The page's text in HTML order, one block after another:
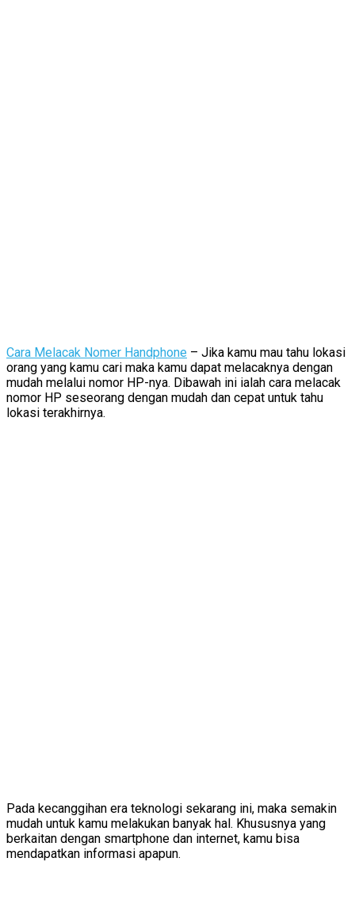
Cara Melacak Nomer Handphone – Jika kamu mau tahu lokasi
orang yang kamu cari maka kamu dapat melacaknya dengan
mudah melalui nomor HP-nya. Dibawah ini ialah cara melacak
nomor HP seseorang dengan mudah dan cepat untuk tahu
lokasi terakhirnya.
Pada kecanggihan era teknologi sekarang ini, maka semakin
mudah untuk kamu melakukan banyak hal. Khususnya yang
berkaitan dengan smartphone dan internet, kamu bisa
mendapatkan informasi apapun.